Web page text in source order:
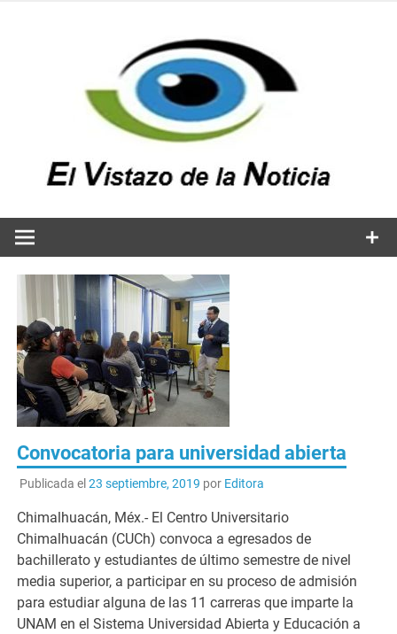
Convocatoria para universidad abierta
Publicada el 23 septiembre, 2019 por Editora
Chimalhuacán, Méx.- El Centro Universitario
Chimalhuacán (CUCh) convoca a egresados de
bachillerato y estudiantes de último semestre de nivel
media superior, a participar en su proceso de admisión
para estudiar alguna de las 11 carreras que imparte la
UNAM en el Sistema Universidad Abierta y Educación a